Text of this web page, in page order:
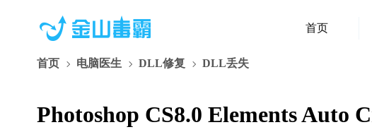
首页
首页 电脑医生 DLL修复 DLL丢失
Photoshop CS8.0 Elements Auto